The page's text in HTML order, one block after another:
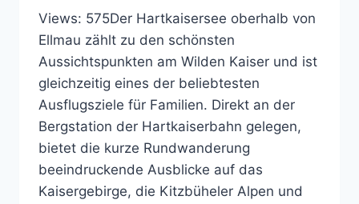
Views: 575Der Hartkaisersee oberhalb von
Ellmau zählt zu den schönsten
Aussichtspunkten am Wilden Kaiser und ist
gleichzeitig eines der beliebtesten
Ausflugsziele für Familien. Direkt an der
Bergstation der Hartkaiserbahn gelegen,
bietet die kurze Rundwanderung
beeindruckende Ausblicke auf das
Kaisergebirge, die Kitzbüheler Alpen und